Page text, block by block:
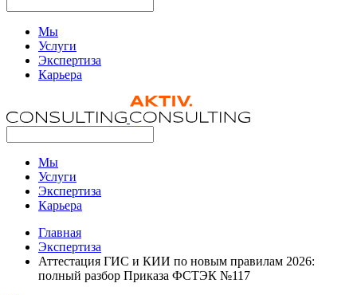
Мы
Услуги
Экспертиза
Карьера
Мы
Услуги
Экспертиза
Карьера
Главная
Экспертиза
Аттестация ГИС и КИИ по новым правилам 2026:
полный разбор Приказа ФСТЭК №117